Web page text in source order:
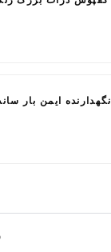
نگهدارنده ایمن بار